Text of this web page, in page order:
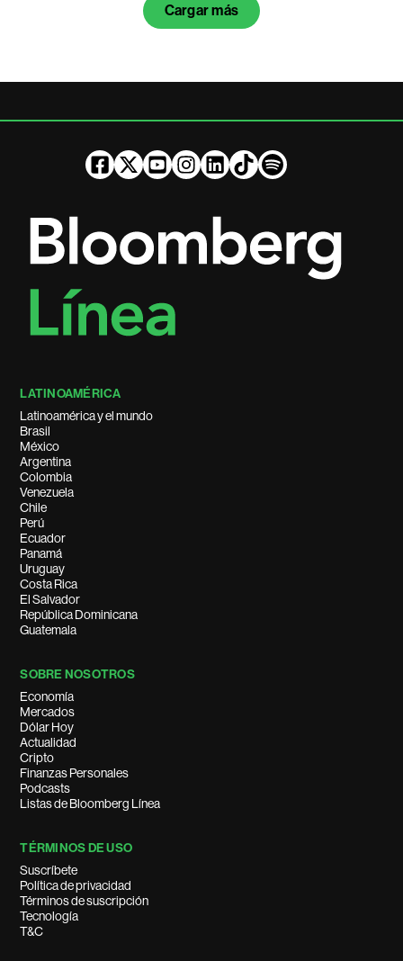
Cargar más
LATINOAMÉRICA
Latinoamérica y el mundo
Brasil
México
Argentina
Colombia
Venezuela
Chile
Perú
Ecuador
Panamá
Uruguay
Costa Rica
El Salvador
República Dominicana
Guatemala
SOBRE NOSOTROS
Economía
Mercados
Dólar Hoy
Actualidad
Cripto
Finanzas Personales
Podcasts
Listas de Bloomberg Línea
TÉRMINOS DE USO
Suscríbete
Política de privacidad
Términos de suscripción
Tecnología
T&C